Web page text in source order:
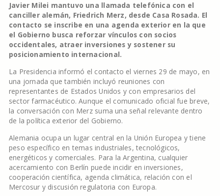
Javier Milei mantuvo una llamada telefónica con el
canciller alemán, Friedrich Merz, desde Casa Rosada. El
contacto se inscribe en una agenda exterior en la que
el Gobierno busca reforzar vínculos con socios
occidentales, atraer inversiones y sostener su
posicionamiento internacional.
La Presidencia informó el contacto el viernes 29 de mayo, en
una jornada que también incluyó reuniones con
representantes de Estados Unidos y con empresarios del
sector farmacéutico. Aunque el comunicado oficial fue breve,
la conversación con Merz suma una señal relevante dentro
de la política exterior del Gobierno.
Alemania ocupa un lugar central en la Unión Europea y tiene
peso específico en temas industriales, tecnológicos,
energéticos y comerciales. Para la Argentina, cualquier
acercamiento con Berlín puede incidir en inversiones,
cooperación científica, agenda climática, relación con el
Mercosur y discusión regulatoria con Europa.